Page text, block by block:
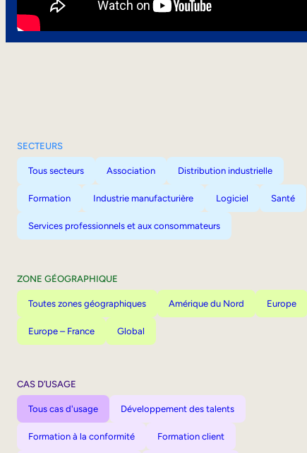
SECTEURS
Tous secteurs Association Distribution industrielle
Formation Industrie manufacturière Logiciel Santé
Services professionnels et aux consommateurs
ZONE GÉOGRAPHIQUE
Toutes zones géographiques Amérique du Nord Europe
Europe – France Global
CAS D’USAGE
Tous cas d'usage Développement des talents
Formation à la conformité Formation client